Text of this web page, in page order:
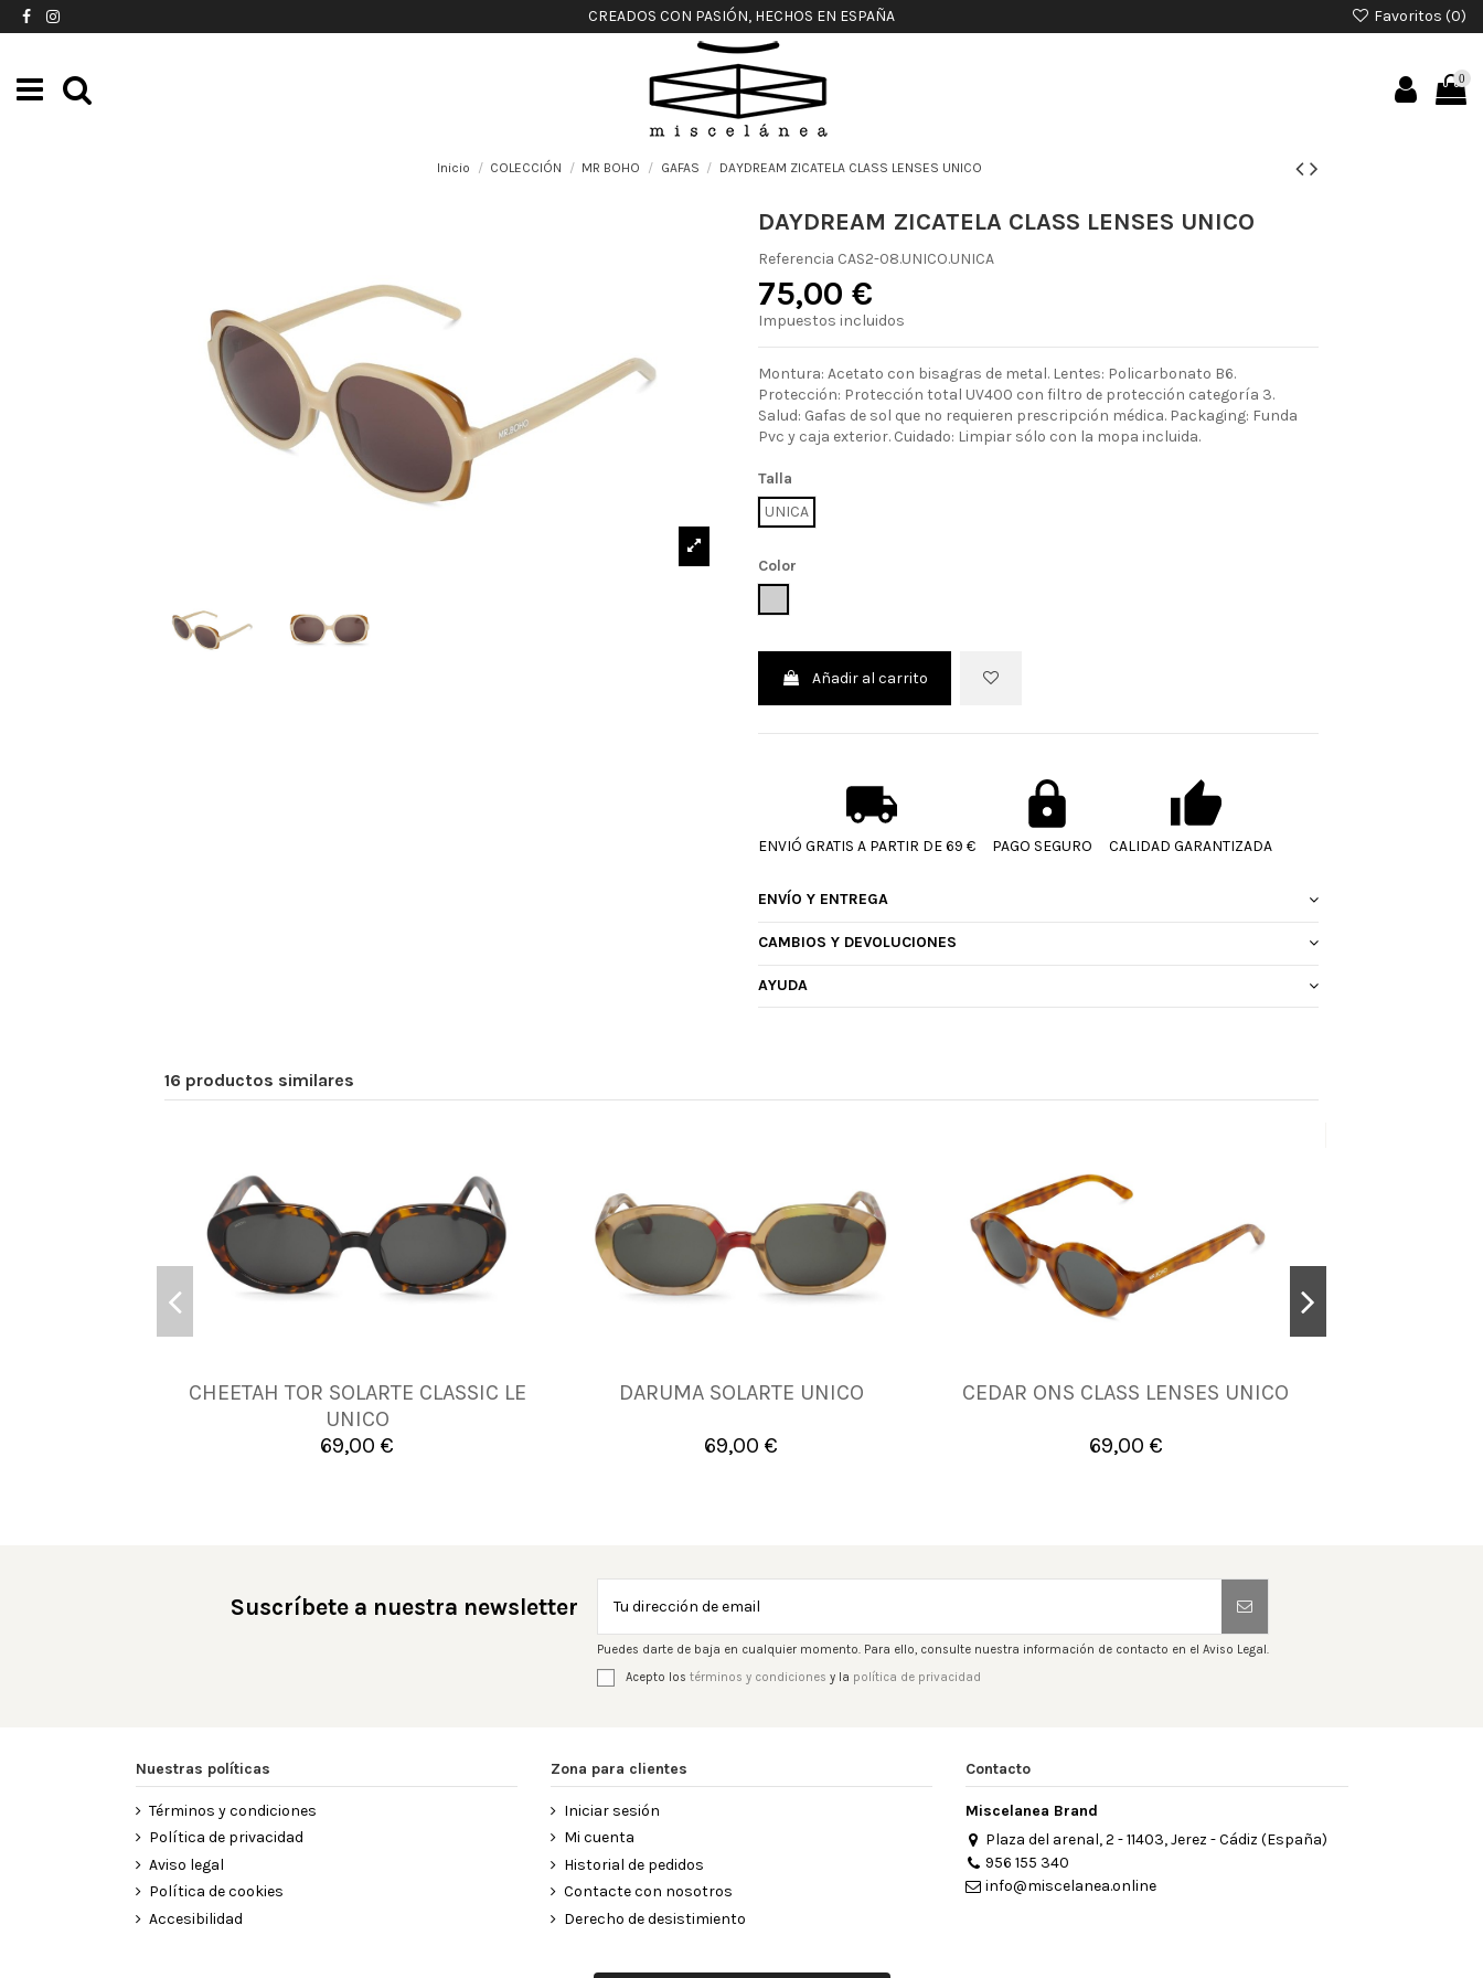
CREADOS CON PASIÓN, HECHOS EN ESPAÑA Favoritos (0)
0
Inicio COLECCIÓN MR BOHO GAFAS DAYDREAM ZICATELA CLASS LENSES UNICO
DAYDREAM ZICATELA CLASS LENSES UNICO
Referencia CAS2-08.UNICO.UNICA
75,00 €
Impuestos incluidos
Montura: Acetato con bisagras de metal. Lentes: Policarbonato B6.
Protección: Protección total UV400 con filtro de protección categoría 3.
Salud: Gafas de sol que no requieren prescripción médica. Packaging: Funda
Pvc y caja exterior. Cuidado: Limpiar sólo con la mopa incluida.
Talla
UNICA
Color
Añadir al carrito
ENVIÓ GRATIS A PARTIR DE 69 € PAGO SEGURO CALIDAD GARANTIZADA
ENVÍO Y ENTREGA
CAMBIOS Y DEVOLUCIONES
AYUDA
16 productos similares
CHEETAH TOR SOLARTE CLASSIC LE
UNICO
69,00 €
UNICA
Añadir al carrito
DARUMA SOLARTE UNICO
69,00 €
UNICA
Añadir al carrito
CEDAR ONS CLASS LENSES UNICO
69,00 €
UNICA
Añadir al carrito
Suscríbete a nuestra newsletter
Puedes darte de baja en cualquier momento. Para ello, consulte nuestra información de contacto en el Aviso Legal.
Acepto los términos y condiciones y la política de privacidad
Nuestras políticas
Términos y condiciones
Política de privacidad
Aviso legal
Política de cookies
Accesibilidad
Zona para clientes
Iniciar sesión
Mi cuenta
Historial de pedidos
Contacte con nosotros
Derecho de desistimiento
Contacto
Miscelanea Brand
Plaza del arenal, 2 - 11403, Jerez - Cádiz (España)
956 155 340
info@miscelanea.online